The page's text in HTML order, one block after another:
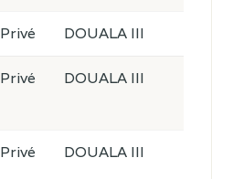
Privé DOUALA III
Privé DOUALA III
Privé DOUALA III